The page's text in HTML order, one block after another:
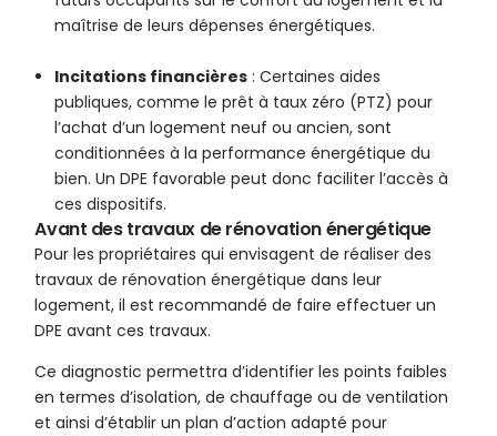
maîtrise de leurs dépenses énergétiques.
Incitations financières : Certaines aides
publiques, comme le prêt à taux zéro (PTZ) pour
l’achat d’un logement neuf ou ancien, sont
conditionnées à la performance énergétique du
bien. Un DPE favorable peut donc faciliter l’accès à
ces dispositifs.
Avant des travaux de rénovation énergétique
Pour les propriétaires qui envisagent de réaliser des
travaux de rénovation énergétique dans leur
logement, il est recommandé de faire effectuer un
DPE avant ces travaux.
Ce diagnostic permettra d’identifier les points faibles
en termes d’isolation, de chauffage ou de ventilation
et ainsi d’établir un plan d’action adapté pour